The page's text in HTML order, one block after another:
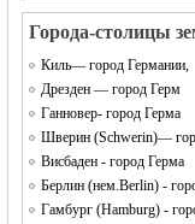
Города-столицы
Киль— город Германии,
Дрезден — город Герм
Ганновер- город Герма
Шверин (Schwerin)—
Висбаден - город Герма
Берлин (нем.Berlin) -
Гaмбург (Hamburg) -